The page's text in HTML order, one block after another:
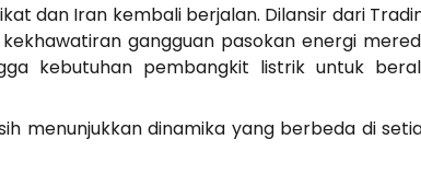
dan Iran kembali berjalan. Dilansir dari
gangguan pasokan energi
kebutuhan pembangkit listrik untuk
menunjukkan dinamika yang berbeda di